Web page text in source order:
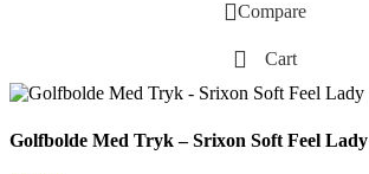
Compare
Cart
Golfbolde Med Tryk – Srixon Soft Feel Lady